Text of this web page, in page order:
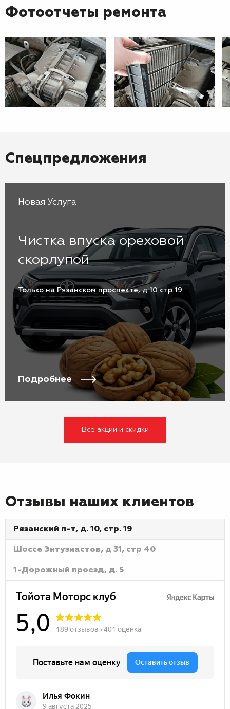
Фотоотчеты ремонта
Спецпредложения
Новая Услуга
Чистка впуска ореховой
скорлупой
Только на Рязанском проспекте, д 10 стр 19
Подробнее
Все акции и скидки
Отзывы наших клиентов
Рязанский п-т, д. 10, стр. 19
Шоссе Энтузиастов, д 31, стр 40
1-Дорожный проезд, д. 5